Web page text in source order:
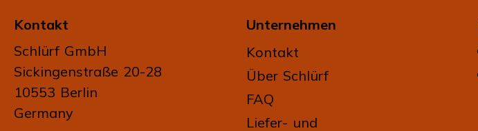
Kontakt
Schlürf GmbH
Sickingenstraße 20-28
10553 Berlin
Germany
Unternehmen
Kontakt
Über Schlürf
FAQ
Liefer- und